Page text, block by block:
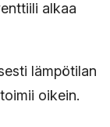
alkaa
lämpötilan
oikein.